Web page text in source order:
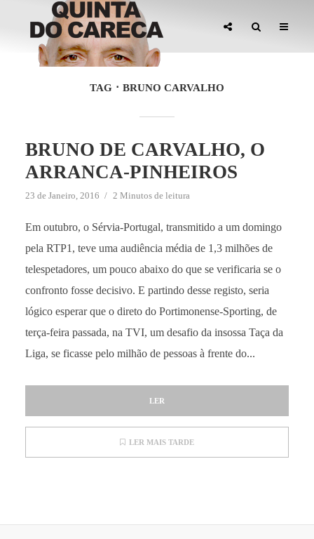
TAG BRUNO CARVALHO
BRUNO DE CARVALHO, O
ARRANCA-PINHEIROS
23 de Janeiro, 2016 2 Minutos de leitura
Em outubro, o Sérvia-Portugal, transmitido a um domingo
pela RTP1, teve uma audiência média de 1,3 milhões de
telespetadores, um pouco abaixo do que se verificaria se o
confronto fosse decisivo. E partindo desse registo, seria
lógico esperar que o direto do Portimonense-Sporting, de
terça-feira passada, na TVI, um desafio da insossa Taça da
Liga, se ficasse pelo milhão de pessoas à frente do...
LER
LER MAIS TARDE